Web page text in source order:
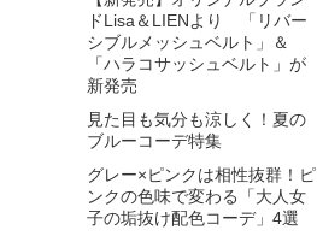
ドLisa＆LIENより 「リバー
シブルメッシュベルト」＆
「ハラコサッシュベルト」が
新発売
見た目も気分も涼しく！夏の
ブルーコーデ特集
グレー×ピンクは相性抜群！ピ
ンクの色味で変わる「大人女
子の垢抜け配色コーデ」4選